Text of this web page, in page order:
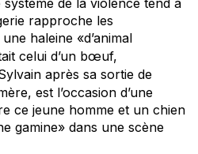
rapproche les
haleine «d’animal
celui d’un bœuf,
après sa sortie de
est l’occasion d’une
ce jeune homme et un chien
gamine» dans une scène